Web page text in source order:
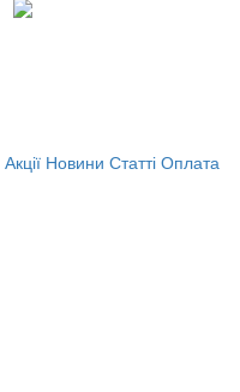
Акції Новини Статті Оплата